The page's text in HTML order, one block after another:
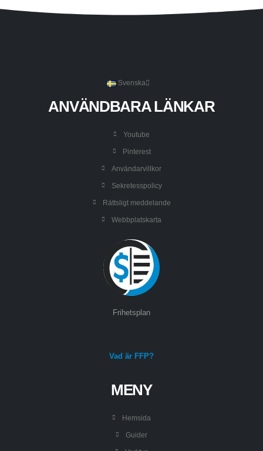
Svenska
ANVÄNDBARA LÄNKAR
Youtube
Pinterest
Användarvillkor
Sekretesspolicy
Rättsligt meddelande
Webbplatskarta
Frihetsplan
Vad är FFP?
MENY
Hemsida
Guider